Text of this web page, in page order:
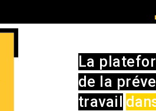
La
de la
travail